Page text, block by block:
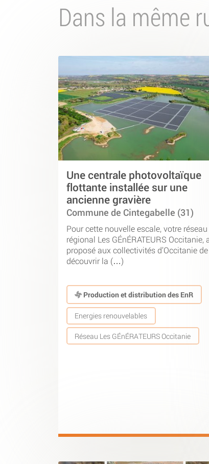
Dans la même
Une centrale photovoltaïque
flottante installée sur une
ancienne gravière
Commune de Cintegabelle (31)
Pour cette nouvelle escale, votre réseau
régional Les GÉnÉRATEURS Occitanie,
proposé aux collectivités d’Occitanie de
découvrir la (…)
Production et distribution des EnR
Energies renouvelables
Réseau Les GÉnÉRATEURS Occitanie